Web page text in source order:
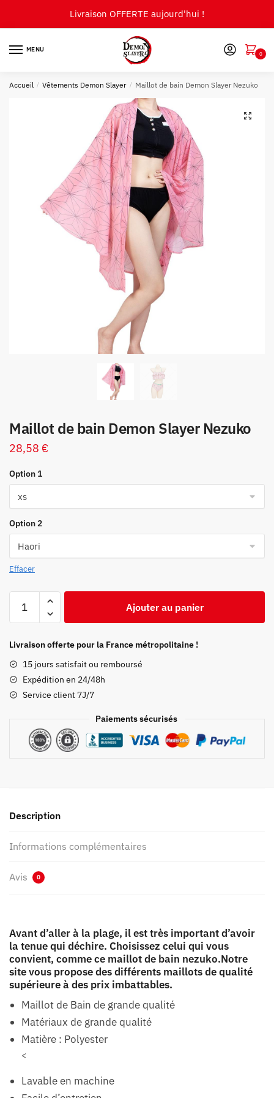
Livraison OFFERTE aujourd'hui !
MENU
0
Accueil / Vêtements Demon Slayer / Maillot de bain Demon Slayer Nezuko
🔍
Maillot de bain Demon Slayer Nezuko
28,58 €
Option 1
Option 2
Effacer
de
Demon
Slayer
Nezuko
Ajouter au panier
Livraison offerte pour la France métropolitaine !
15 jours satisfait ou remboursé
Expédition en 24/48h
Service client 7J/7
Paiements sécurisés
Description
Informations complémentaires
Avis 0
Avant d’aller à la plage, il est très important d’avoir
la tenue qui déchire. Choisissez celui qui vous
convient, comme ce maillot de bain nezuko.Notre
site vous propose des différents maillots de qualité
supérieure à des prix imbattables.
Maillot de Bain de grande qualité
Matériaux de grande qualité
Matière : Polyester
<
Lavable en machine